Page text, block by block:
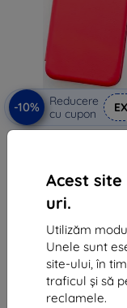
Acest
uri.
Utilizăm
Unele sunt
site-ului, în
traficul și să
reclamele.
-10%
Reducere
cu cupon
Husă flip magnetică
39 lei
În stoc 1 buc